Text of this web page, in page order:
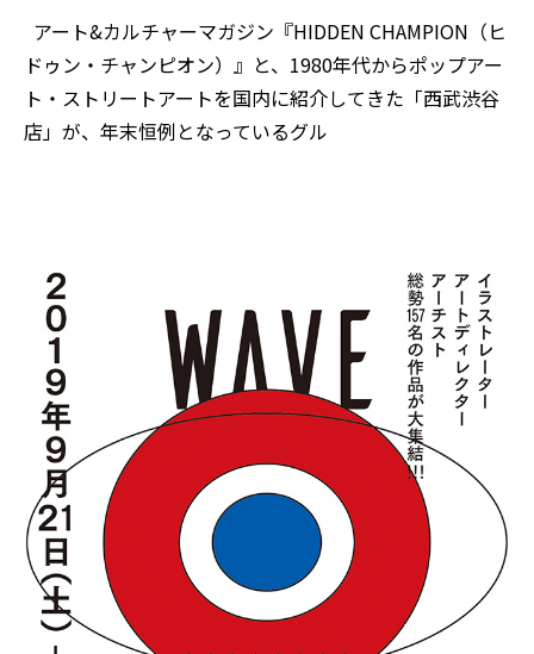
アート&カルチャーマガジン『HIDDEN CHAMPION（ヒ
ドゥン・チャンピオン）』と、1980年代からポップアー
ト・ストリートアートを国内に紹介してきた「西武渋谷
店」が、年末恒例となっているグル